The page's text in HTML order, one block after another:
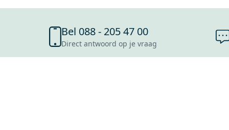
Bel 088 - 205 47 00
Direct antwoord op je vraag